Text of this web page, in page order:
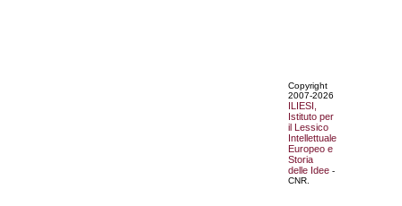
Copyright
2007-2026
ILIESI,
Istituto per
il Lessico
Intellettuale
Europeo e
Storia
delle Idee -
CNR.